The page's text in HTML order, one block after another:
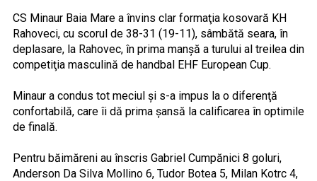
CS Minaur Baia Mare a învins clar formaţia kosovară KH
Rahoveci, cu scorul de 38-31 (19-11), sâmbătă seara, în
deplasare, la Rahovec, în prima manşă a turului al treilea din
competiţia masculină de handbal EHF European Cup.
Minaur a condus tot meciul şi s-a impus la o diferenţă
confortabilă, care îi dă prima şansă la calificarea în optimile
de finală.
Pentru băimăreni au înscris Gabriel Cumpănici 8 goluri,
Anderson Da Silva Mollino 6, Tudor Botea 5, Milan Kotrc 4,